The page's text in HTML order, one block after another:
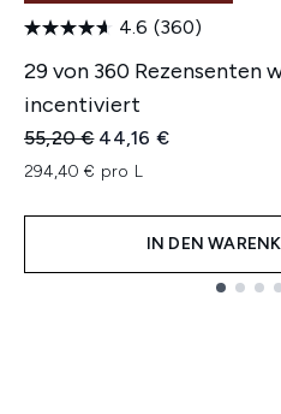
4.6 (360)
29 von 360 Rezensenten
incentiviert
Unverbindliche
55,20 € Aktueller Preis:
44,16 €
294,40 € pro L
IN DEN